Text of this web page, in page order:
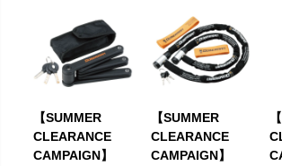
【SUMMER
CLEARANCE
CAMPAIGN】
【SUMMER
CLEARANCE
CAMPAIGN】